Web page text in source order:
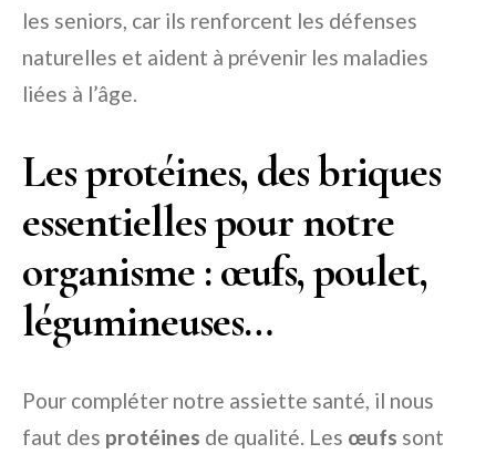
les seniors, car ils renforcent les défenses
naturelles et aident à prévenir les maladies
liées à l’âge.
Les protéines, des briques
essentielles pour notre
organisme : œufs, poulet,
légumineuses…
Pour compléter notre assiette santé, il nous
faut des protéines de qualité. Les œufs sont